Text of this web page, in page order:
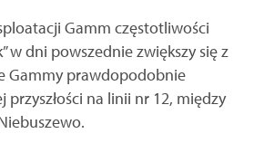
Gamm częstotliwości
w dni powszednie zwiększy się z
Gammy prawdopodobnie
na linii nr 12, między